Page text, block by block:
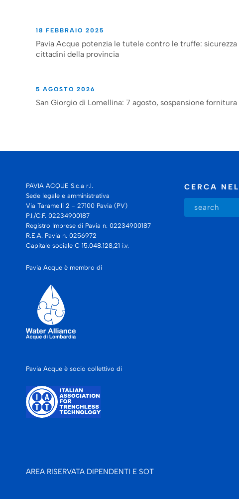
18 FEBBRAIO 2025
Pavia Acque potenzia le tutele contro le truffe: sicurezza
cittadini della provincia
5 AGOSTO 2026
San Giorgio di Lomellina: 7 agosto, sospensione
PAVIA ACQUE S.c.a r.l.
Sede legale e amministrativa
Via Taramelli 2 - 27100 Pavia (PV)
P.I./C.F. 02234900187
Registro Imprese di Pavia n. 02234900187
R.E.A. Pavia n. 0256972
Capitale sociale € 15.048.128,21 i.v.
Pavia Acque è membro di
Pavia Acque è socio collettivo di
AREA RISERVATA DIPENDENTI E SOT
CERCA